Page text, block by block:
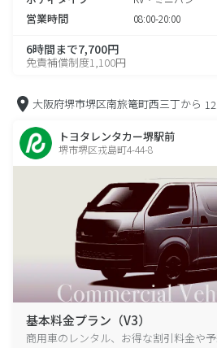
営業時間 08:00-20:00
6時間まで7,700円
免責補償制度1,100円
大阪府堺市堺区南旅篭町西三丁から
トヨタレンタカー堺駅前
堺市堺区戎島町4-44-8
基本料金プラン（V3）
商用車のレンタル、お得な割引料金や